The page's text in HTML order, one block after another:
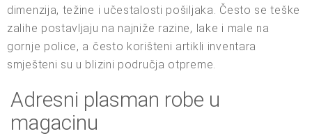
dimenzija, težine i učestalosti pošiljaka. Često se teške
zalihe postavljaju na najniže razine, lake i male na
gornje police, a često korišteni artikli inventara
smješteni su u blizini područja otpreme.
Adresni plasman robe u
magacinu